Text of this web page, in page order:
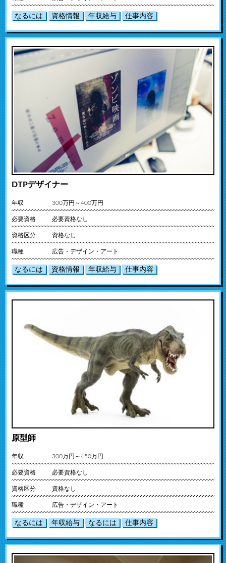
なるには 資格情報 年収給与 仕事内容
DTPデザイナー
年収 300万円～400万円
必要資格 必要資格なし
資格区分 資格なし
職種 広告・デザイン・アート
なるには 資格情報 年収給与 仕事内容
原型師
年収 300万円～450万円
必要資格 必要資格なし
資格区分 資格なし
職種 広告・デザイン・アート
なるには 年収給与 なるには 仕事内容